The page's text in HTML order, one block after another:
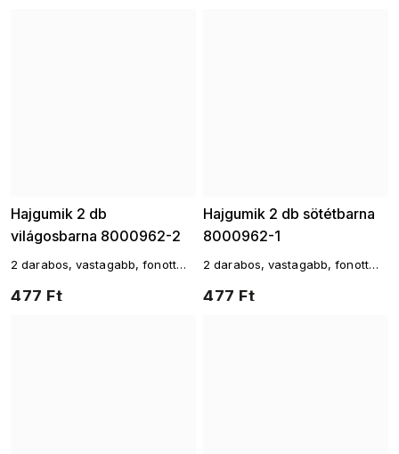
Hajgumik 2 db
világosbarna 8000962-2
477 Ft
2 darabos, vastagabb, fonott
Hajgumik 2 db sötétbarna
8000962-1
477 Ft
2 darabos, vastagabb, fonott